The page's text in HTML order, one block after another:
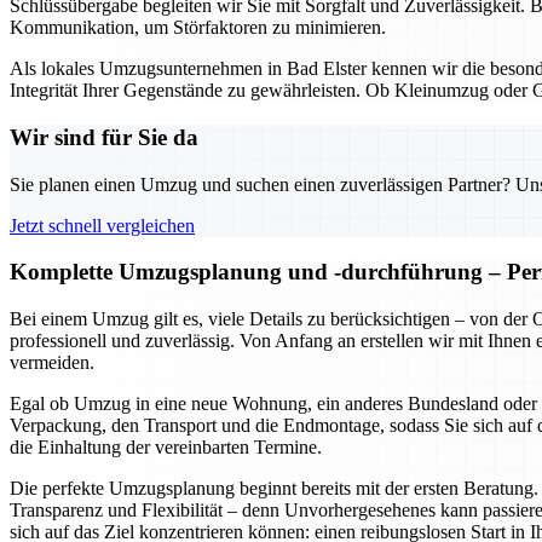
Schlüssübergabe begleiten wir Sie mit Sorgfalt und Zuverlässigkeit.
Kommunikation, um Störfaktoren zu minimieren.
Als lokales Umzugsunternehmen in Bad Elster kennen wir die
Integrität Ihrer Gegenstände zu gewährleisten. Ob Kleinumzug
Wir sind für Sie da
Sie planen einen Umzug und suchen einen zuverlässigen Partner?
Jetzt schnell vergleichen
Komplette Umzugsplanung und -durchführung –
Bei einem Umzug gilt es, viele Details zu berücksichtigen – von der
professionell und zuverlässig. Von Anfang an erstellen wir mit
vermeiden.
Egal ob Umzug in eine neue Wohnung, ein anderes Bundesland
Verpackung, den Transport und die Endmontage, sodass Sie sich
die Einhaltung der vereinbarten Termine.
Die perfekte Umzugsplanung beginnt bereits mit der ersten
Transparenz und Flexibilität – denn Unvorhergesehenes kann
sich auf das Ziel konzentrieren können: einen reibungslosen Start in